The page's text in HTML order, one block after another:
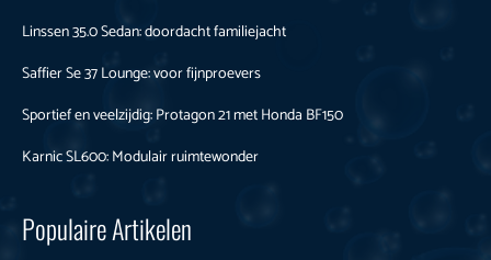
Linssen 35.0 Sedan: doordacht familiejacht
Saffier Se 37 Lounge: voor fijnproevers
Sportief en veelzijdig: Protagon 21 met Honda BF150
Karnic SL600: Modulair ruimtewonder
Populaire Artikelen